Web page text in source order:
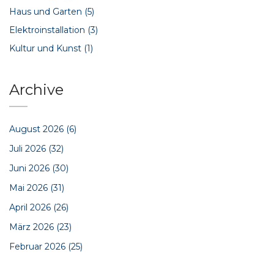
Haus und Garten (5)
Elektroinstallation (3)
Kultur und Kunst (1)
Archive
August 2026 (6)
Juli 2026 (32)
Juni 2026 (30)
Mai 2026 (31)
April 2026 (26)
März 2026 (23)
Februar 2026 (25)